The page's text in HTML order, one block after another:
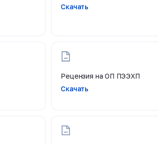
Скачать
Рецензия на ОП ПЭЭХП
Скачать